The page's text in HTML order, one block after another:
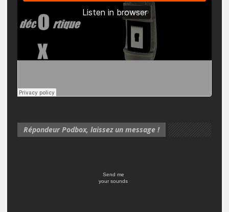
Répondeur Podbox, laissez un message !
Send me
your sounds